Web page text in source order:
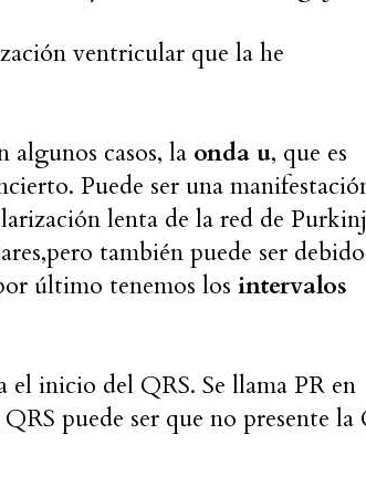
ventricular que la he
algunos casos, la onda u, que es
Puede ser una
lenta de la red de
también puede ser
último tenemos los intervalos
inicio del QRS. Se llama PR en
puede ser que no presente la